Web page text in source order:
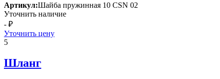
Артикул:Шайба пружинная 10 СSN 02
Уточнить наличие
- ₽
Уточнить цену
5
Шланг